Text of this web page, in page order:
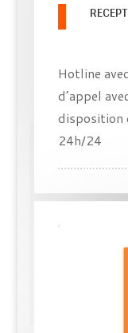
Hotline
d’appel
disposition
24h/24